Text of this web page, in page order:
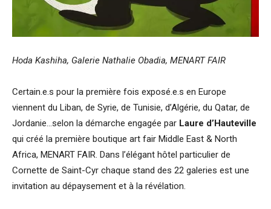
Hoda Kashiha, Galerie Nathalie Obadia, MENART FAIR
Certain.e.s pour la première fois exposé.e.s en Europe
viennent du Liban, de Syrie, de Tunisie, d’Algérie, du Qatar, de
Jordanie…selon la démarche engagée par Laure d’Hauteville
qui créé la première boutique art fair Middle East & North
Africa, MENART FAIR. Dans l’élégant hôtel particulier de
Cornette de Saint-Cyr chaque stand des 22 galeries est une
invitation au dépaysement et à la révélation.